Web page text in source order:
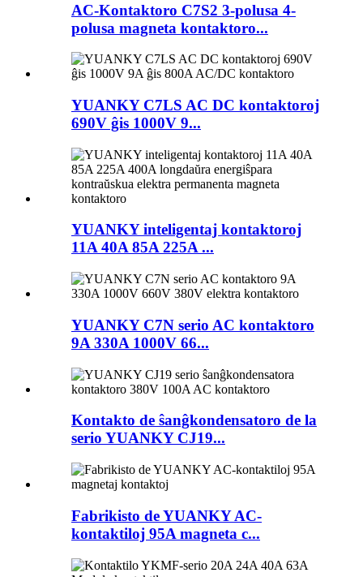
AC-Kontaktoro C7S2 3-polusa 4-
polusa magneta kontaktoro...
YUANKY C7LS AC DC kontaktoroj
690V ĝis 1000V 9...
YUANKY inteligentaj kontaktoroj
11A 40A 85A 225A ...
YUANKY C7N serio AC kontaktoro
9A 330A 1000V 66...
Kontakto de ŝanĝkondensatoro de la
serio YUANKY CJ19...
Fabrikisto de YUANKY AC-
kontaktiloj 95A magneta c...